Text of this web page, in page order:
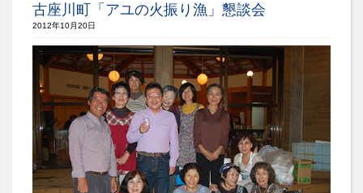
古座川町「アユの火振り漁」懇談会
2012年10月20日